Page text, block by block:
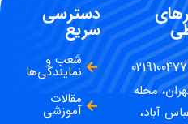
محله
آباد،
دسترسی
سریع
شعب و
نمایندگی‌ها
مقالات
آموزشی